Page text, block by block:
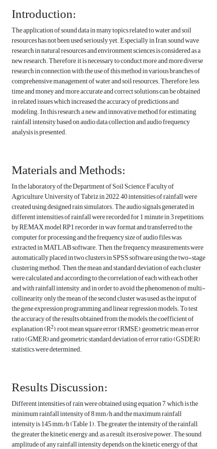
Introduction:
The application of sound data in many topics related to water and soil
resources has not been used seriously yet. Especially in Iran, sound wave
research in natural resources and environment sciences is considered as a
new research. Therefore, it is necessary to conduct more and more diverse
research in connection with the use of this method in various branches of
comprehensive management of water and soil resources. Therefore, less
time and money and more accurate and correct solutions can be obtained
in related issues which increased the accuracy of predictions and
modeling. In this research, a new and innovative method for estimating
rainfall intensity based on audio data collection and audio frequency
analysis is presented.
Materials and Methods:
In the laboratory of the Department of Soil Science, Faculty of
Agriculture, University of Tabriz in 2022, 40 intensities of rainfall were
created using designed rain simulators. The audio signals generated in
different intensities of rainfall were recorded for 1 minute in 3 repetitions
by REMAX model RP1 recorder in wav format and transferred to the
computer for processing and the frequency size of audio files was
extracted in MATLAB software. Then, the frequency measurements were
automatically placed in two clusters in SPSS software using the two-stage
clustering method. Then, the mean and standard deviation of each cluster
were calculated and according to the correlation of each with each other
and with rainfall intensity, and in order to avoid the phenomenon of multi-
collinearity, only the mean of the second cluster was used as the input of
the gene expression programming and linear regression models. To test
the accuracy of the results obtained from the models, the coefficient of
explanation (R2), root mean square error (RMSE), geometric mean error
ratio (GMER) and geometric standard deviation of error ratio (GSDER)
statistics were determined.
Results Discussion:
Different intensities of rain were obtained using equation 7, which is the
minimum rainfall intensity of 8 mm/h and the maximum rainfall
intensity is 145 mm/h (Table 1). The greater the intensity of the rainfall,
the greater the kinetic energy and, as a result, its erosive power. The sound
amplitude of any rainfall intensity depends on the kinetic energy of that